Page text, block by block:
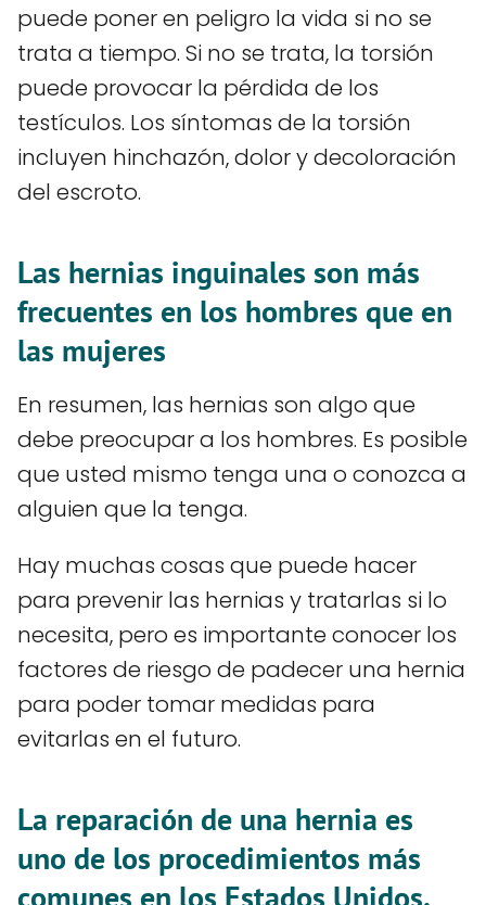
puede poner en peligro la vida si no se
trata a tiempo. Si no se trata, la torsión
puede provocar la pérdida de los
testículos. Los síntomas de la torsión
incluyen hinchazón, dolor y decoloración
del escroto.
Las hernias inguinales son más
frecuentes en los hombres que en
las mujeres
En resumen, las hernias son algo que
debe preocupar a los hombres. Es posible
que usted mismo tenga una o conozca a
alguien que la tenga.
Hay muchas cosas que puede hacer
para prevenir las hernias y tratarlas si lo
necesita, pero es importante conocer los
factores de riesgo de padecer una hernia
para poder tomar medidas para
evitarlas en el futuro.
La reparación de una hernia es
uno de los procedimientos más
comunes en los Estados Unidos.